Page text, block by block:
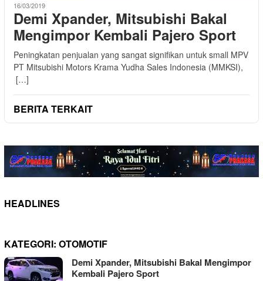
16/03/2019
Demi Xpander, Mitsubishi Bakal
Mengimpor Kembali Pajero Sport
Peningkatan penjualan yang sangat signifikan untuk small MPV
PT Mitsubishi Motors Krama Yudha Sales Indonesia (MMKSI),
[…]
BERITA TERKAIT
HEADLINES
KATEGORI: OTOMOTIF
Demi Xpander, Mitsubishi Bakal Mengimpor
Kembali Pajero Sport